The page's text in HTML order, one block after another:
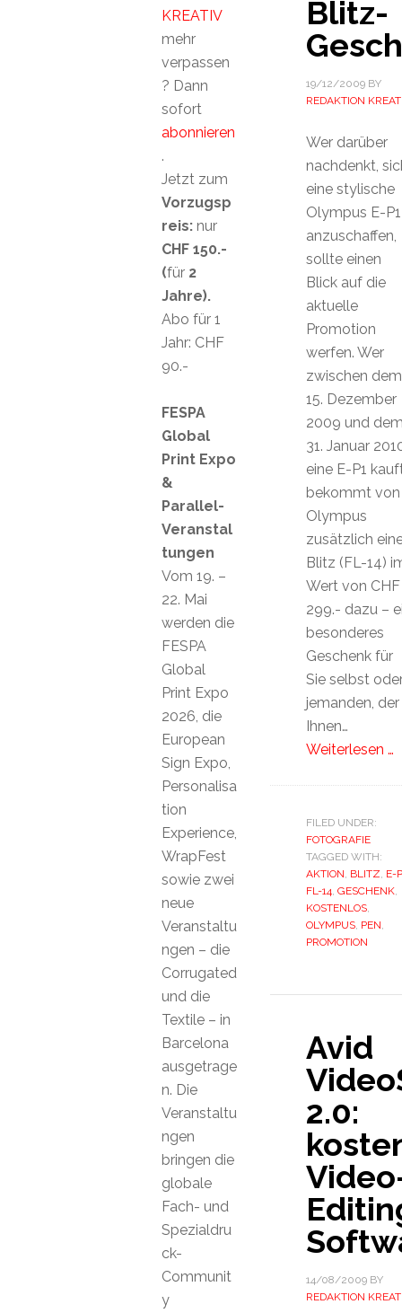
Blitz-
19/12/2009BY
REDAKTION
Wer darüber
nachdenkt,
eine stylische
Olympus E-P1
anzuschaffen,
sollte einen
Blick auf die
aktuelle
Promotion
werfen. Wer
zwischen dem
15. Dezember
2009 und
31. Januar
eine E-P1
bekommt von
Olympus
zusätzlich
Blitz (FL-14)
Wert von CHF
299.- dazu –
besonderes
Geschenk für
Sie selbst
jemanden, der
Ihnen…
Weiterlesen …
FILED UNDER:
FOTOGRAFIE
TAGGED WITH:
AKTION, BLITZ, E-
FL-14, GESCHENK,
KOSTENLOS,
OLYMPUS, PEN,
PROMOTION
Avid
2.0:
14/08/2009BY
REDAKTION
KREATIV
mehr
verpassen
? Dann
sofort
abonnieren
.
Jetzt zum
Vorzugsp
reis: nur
CHF 150.-
(für 2
Jahre).
Abo für 1
Jahr: CHF
90.-
FESPA
Global
Print Expo
&
Parallel-
Veranstal
tungen
Vom 19. –
22. Mai
werden die
FESPA
Global
Print Expo
2026, die
European
Sign Expo,
Personalisa
tion
Experience,
WrapFest
sowie zwei
neue
Veranstaltu
ngen – die
Corrugated
und die
Textile – in
Barcelona
ausgetrage
n. Die
Veranstaltu
ngen
bringen die
globale
Fach- und
Spezialdru
ck-
Communit
y